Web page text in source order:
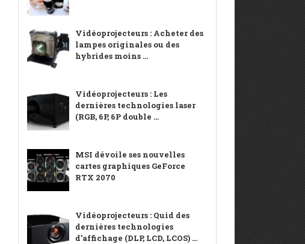
Vidéoprojecteurs : Acheter des
lampes originales ou des
hybrides moins ...
Vidéoprojecteurs : Les
dernières technologies laser
(RGB, 6P, 6P double ...
MSI dévoile ses nouvelles
cartes graphiques GeForce
RTX 2070
Vidéoprojecteurs : Quid des
dernières technologies
d’affichage (DLP, LCD, LCOS) ...